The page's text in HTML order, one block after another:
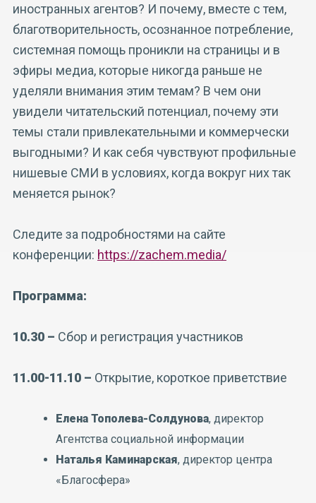
иностранных агентов? И почему, вместе с тем,
благотворительность, осознанное потребление,
системная помощь проникли на страницы и в
эфиры медиа, которые никогда раньше не
уделяли внимания этим темам? В чем они
увидели читательский потенциал, почему эти
темы стали привлекательными и коммерчески
выгодными? И как себя чувствуют профильные
нишевые СМИ в условиях, когда вокруг них так
меняется рынок?
Следите за подробностями на сайте
конференции: https://zachem.media/
Программа:
10.30 – Сбор и регистрация участников
11.00-11.10 – Открытие, короткое приветствие
Елена Тополева-Солдунова, директор
Агентства социальной информации
Наталья Каминарская, директор центра
«Благоcфера»